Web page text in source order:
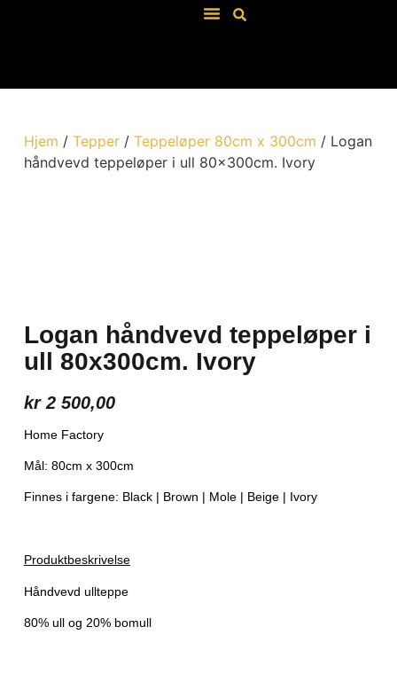
Hjem / Tepper/ Teppeløper 80cm x 300cm / Logan
håndvevd teppeløper i ull 80x300cm. Ivory
Logan håndvevd teppeløper i
ull 80x300cm. Ivory
kr2 500,00
Home Factory
Mål: 80cm x 300cm
Finnes i fargene: Black | Brown | Mole | Beige | Ivory
Produktbeskrivelse
Håndvevd ullteppe
80% ull og 20% bomull